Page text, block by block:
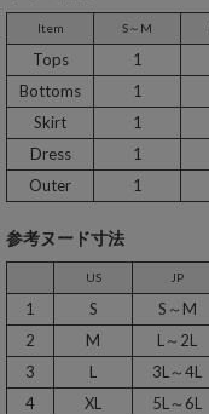
Item S～M
Tops 1
Bottoms
1
Skirt
1
Dress
1
Outer
1
参考ヌード寸法
US JP
1 S S～M
2
M L～2L
3
L 3L～4L
4
XL 5L～6L